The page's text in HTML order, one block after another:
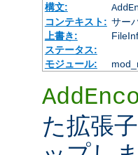
構文:
コンテキスト: サー
上書き:
ステータス:
モジュール:
た拡張